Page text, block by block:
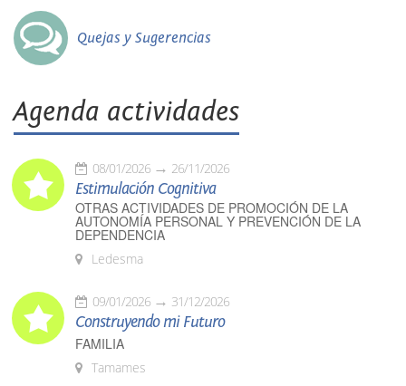
Quejas y Sugerencias
Agenda actividades
08/01/2026 26/11/2026
Estimulación Cognitiva
OTRAS ACTIVIDADES DE PROMOCIÓN DE LA
AUTONOMÍA PERSONAL Y PREVENCIÓN DE LA
DEPENDENCIA
Ledesma
09/01/2026 31/12/2026
Construyendo mi Futuro
FAMILIA
Tamames